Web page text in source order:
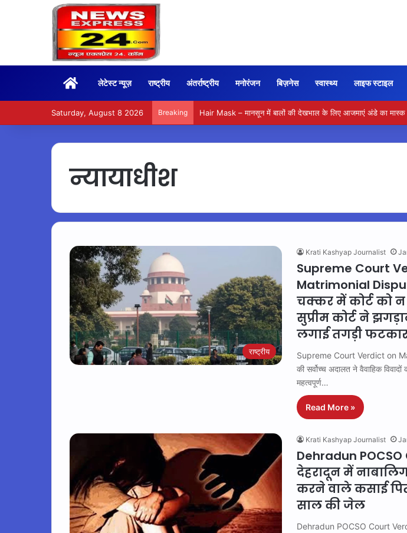
Homeलेटेस्ट न्यूज़ राष्ट्रीय अंतर्राष्ट्रीय मनोरंजन बिज़नेस स्वास्थ्य लाइफ स्टाइल
Saturday, August 8 2026 Breaking Hair Mask – मानसून में बालों की देखभाल के लिए आजमाएं अंडे का मास्क
न्यायाधीश
राष्ट्रीय
Krati Kashyap Journalist
Supreme Court
Matrimonial
चक्कर में कोर्ट को
सुप्रीम कोर्ट ने
लगाई तगड़ी
Supreme Court Verdict on
की सर्वोच्च अदालत ने वैवाहिक
महत्वपूर्ण…
Read More »
Krati Kashyap Journalist
Dehradun
देहरादून में
करने वाले कसाई
साल की जेल
Dehradun POCSO Court